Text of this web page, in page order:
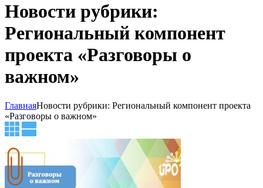
Новости рубрики:
Региональный компонент
проекта «Разговоры о
важном»
ГлавнаяНовости рубрики: Региональный компонент проекта
«Разговоры о важном»